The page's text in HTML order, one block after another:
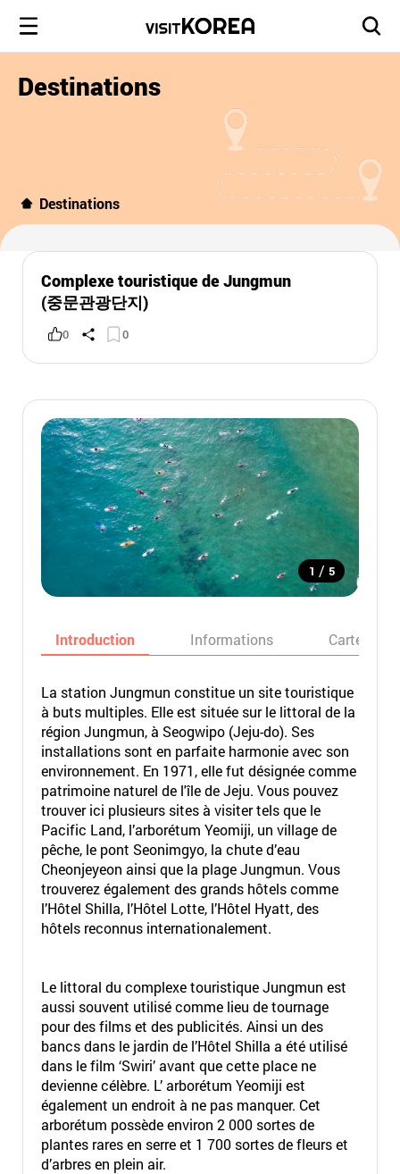
Destinations
Destinations
Complexe touristique de Jungmun
(중문관광단지)
0 0
1 / 5
Introduction Informations Carte
La station Jungmun constitue un site touristique
à buts multiples. Elle est située sur le littoral de la
région Jungmun, à Seogwipo (Jeju-do). Ses
installations sont en parfaite harmonie avec son
environnement. En 1971, elle fut désignée comme
patrimoine naturel de l'île de Jeju. Vous pouvez
trouver ici plusieurs sites à visiter tels que le
Pacific Land, l’arborétum Yeomiji, un village de
pêche, le pont Seonimgyo, la chute d’eau
Cheonjeyeon ainsi que la plage Jungmun. Vous
trouverez également des grands hôtels comme
l’Hôtel Shilla, l’Hôtel Lotte, l’Hôtel Hyatt, des
hôtels reconnus internationalement.
Le littoral du complexe touristique Jungmun est
aussi souvent utilisé comme lieu de tournage
pour des films et des publicités. Ainsi un des
bancs dans le jardin de l’Hôtel Shilla a été utilisé
dans le film ‘Swiri’ avant que cette place ne
devienne célèbre. L’ arborétum Yeomiji est
également un endroit à ne pas manquer. Cet
arborétum possède environ 2 000 sortes de
plantes rares en serre et 1 700 sortes de fleurs et
d’arbres en plein air.